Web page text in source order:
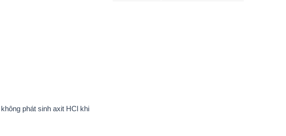
phát sinh axit HCl khi